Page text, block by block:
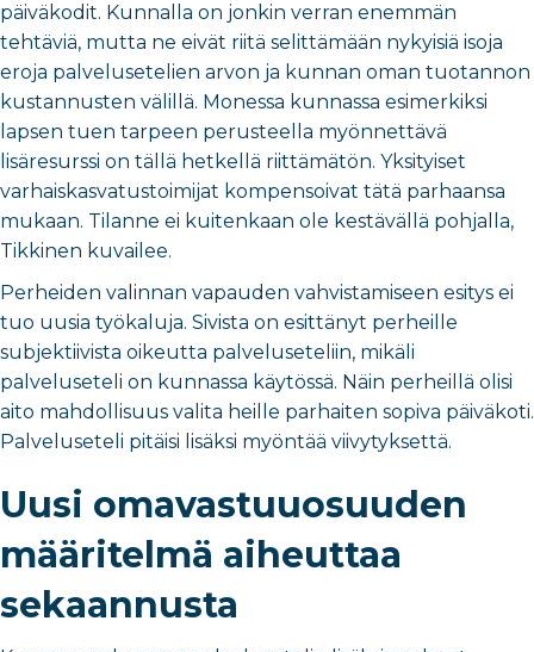
päiväkodit. Kunnalla on jonkin verran enemmän
tehtäviä, mutta ne eivät riitä selittämään nykyisiä isoja
eroja palvelusetelien arvon ja kunnan oman tuotannon
kustannusten välillä. Monessa kunnassa esimerkiksi
lapsen tuen tarpeen perusteella myönnettävä
lisäresurssi on tällä hetkellä riittämätön. Yksityiset
varhaiskasvatustoimijat kompensoivat tätä parhaansa
mukaan. Tilanne ei kuitenkaan ole kestävällä pohjalla,
Tikkinen kuvailee.
Perheiden valinnan vapauden vahvistamiseen esitys ei
tuo uusia työkaluja. Sivista on esittänyt perheille
subjektiivista oikeutta palveluseteliin, mikäli
palveluseteli on kunnassa käytössä. Näin perheillä olisi
aito mahdollisuus valita heille parhaiten sopiva päiväkoti.
Palveluseteli pitäisi lisäksi myöntää viivytyksettä.
Uusi omavastuuosuuden
määritelmä aiheuttaa
sekaannusta